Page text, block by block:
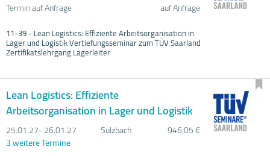
Termin auf Anfrage auf Anfrage
11-39 - Lean Logistics: Effiziente Arbeitsorganisation in
Lager und Logistik Vertiefungsseminar zum TÜV Saarland
Zertifikatslehrgang Lagerleiter
Lean Logistics: Effiziente
Arbeitsorganisation in Lager und Logistik
25.01.27- 26.01.27 Sulzbach
946,05 €
3 weitere Termine